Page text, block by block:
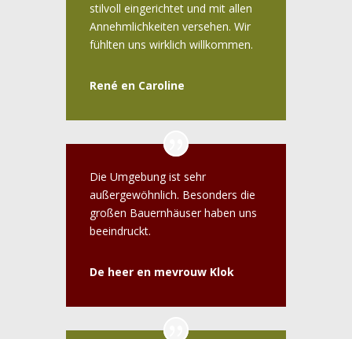
stilvoll eingerichtet und mit allen
Annehmlichkeiten versehen. Wir
fühlten uns wirklich willkommen.
René en Caroline
Die Umgebung ist sehr
außergewöhnlich. Besonders die
großen Bauernhäuser haben uns
beeindruckt.
De heer en mevrouw Klok